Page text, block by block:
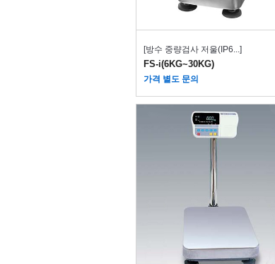
[방수 중량검사 저울(IP6...]
FS-i(6KG~30KG)
가격 별도 문의